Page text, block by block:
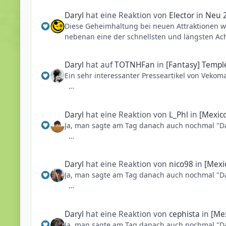
Das war denke ich auch damals ein großer
Fahrattraktionen, Hotels, Freilichtbühne und
Daryl hat eine Reaktion von Elector in Neu
Diese Geheimhaltung bei neuen Attraktionen
nebenan eine der schnellsten und längsten
Das war denke ich auch damals ein großer
Fahrattraktionen, Hotels, Freilichtbühne und
Daryl hat aufTOTNHFan in [Fantasy]
Ein sehr interessanter Presseartikel von
- Die Bahn soll laut diesem Artikel über
Leider gibt es zu der länge nun 3
1300m" in diesem Artikel)
und die "Ecke" raus aus der Halle von
Daryl hat eine Reaktion von L_Phl in
Ja, man sagte am Tag danach auch nochmal
Quelle: https://www.mjackson.net/forum/
jackson-trill-ride
Daryl hat eine Reaktion von nico98 in
Ja, man sagte am Tag danach auch nochmal
Quelle: https://www.mjackson.net/forum/
Daryl hat eine Reaktion voncephista in